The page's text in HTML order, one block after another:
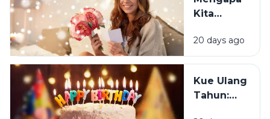
Merasa
Sedih Saat
Tahun?
Kita
Mendapat
Ucapan
Tahun?
20 days ago
Kue Ulang
Tahun: